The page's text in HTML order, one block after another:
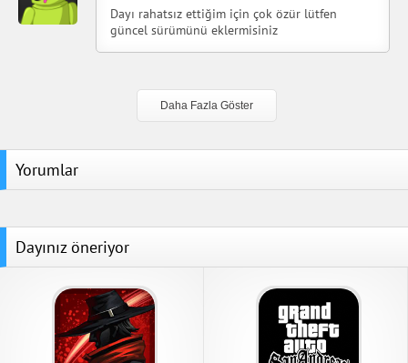
Dayı rahatsız ettiğim için çok özür lütfen
güncel sürümünü eklermisiniz
Daha Fazla Göster
Yorumlar
Dayınız öneriyor